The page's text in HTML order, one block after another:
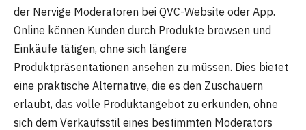
der Nervige Moderatoren bei QVC-Website oder App.
Online können Kunden durch Produkte browsen und
Einkäufe tätigen, ohne sich längere
Produktpräsentationen ansehen zu müssen. Dies bietet
eine praktische Alternative, die es den Zuschauern
erlaubt, das volle Produktangebot zu erkunden, ohne
sich dem Verkaufsstil eines bestimmten Moderators